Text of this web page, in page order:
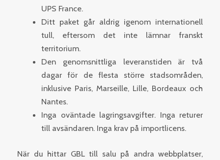
UPS France.
Ditt paket går aldrig igenom internationell
tull, eftersom det inte lämnar franskt
territorium.
Den genomsnittliga leveranstiden är två
dagar för de flesta större stadsområden,
inklusive Paris, Marseille, Lille, Bordeaux och
Nantes.
Inga oväntade lagringsavgifter. Inga returer
till avsändaren. Inga krav på importlicens.
När du hittar GBL till salu på andra webbplatser,